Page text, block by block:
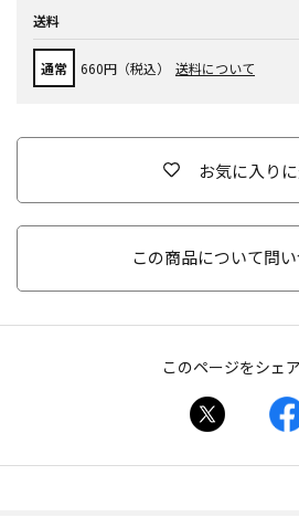
送料
通常 660円（税込） 送料について
お気に入り
この商品について問
このページをシェ